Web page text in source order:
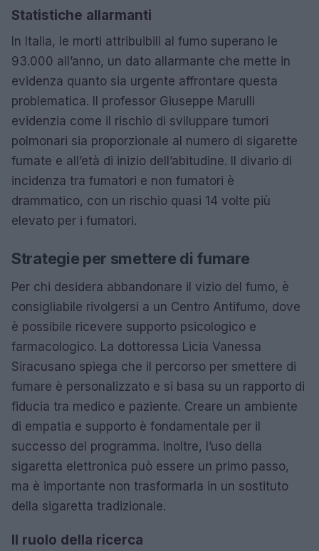
Statistiche allarmanti
In Italia, le morti attribuibili al fumo superano le
93.000 all’anno, un dato allarmante che mette in
evidenza quanto sia urgente affrontare questa
problematica. Il professor Giuseppe Marulli
evidenzia come il rischio di sviluppare tumori
polmonari sia proporzionale al numero di sigarette
fumate e all’età di inizio dell’abitudine. Il divario di
incidenza tra fumatori e non fumatori è
drammatico, con un rischio quasi 14 volte più
elevato per i fumatori.
Strategie per smettere di fumare
Per chi desidera abbandonare il vizio del fumo, è
consigliabile rivolgersi a un Centro Antifumo, dove
è possibile ricevere supporto psicologico e
farmacologico. La dottoressa Licia Vanessa
Siracusano spiega che il percorso per smettere di
fumare è personalizzato e si basa su un rapporto di
fiducia tra medico e paziente. Creare un ambiente
di empatia e supporto è fondamentale per il
successo del programma. Inoltre, l’uso della
sigaretta elettronica può essere un primo passo,
ma è importante non trasformarla in un sostituto
della sigaretta tradizionale.
Il ruolo della ricerca